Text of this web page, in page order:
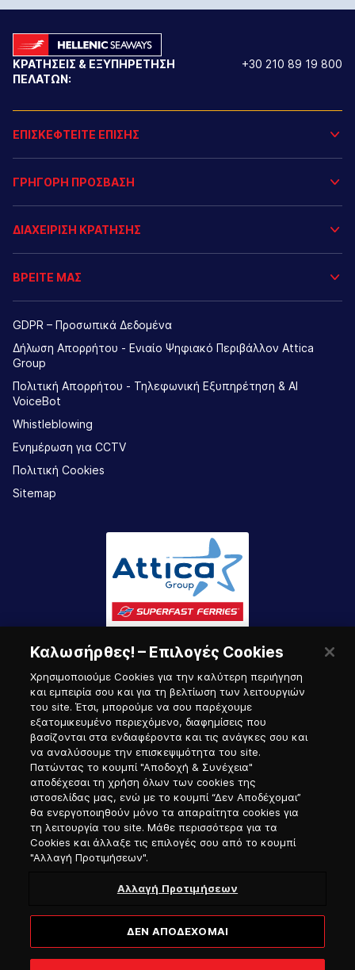
ΚΡΑΤΗΣΕΙΣ & ΕΞΥΠΗΡΕΤΗΣΗ
ΠΕΛΑΤΩΝ:
+30 210 89 19 800
ΕΠΙΣΚΕΦΤΕΙΤΕ ΕΠΙΣΗΣ
ΓΡΗΓΟΡΗ ΠΡΟΣΒΑΣΗ
ΔΙΑΧΕΙΡΙΣΗ ΚΡΑΤΗΣΗΣ
ΒΡΕΙΤΕ ΜΑΣ
GDPR – Προσωπικά Δεδομένα
Δήλωση Απορρήτου - Ενιαίο Ψηφιακό Περιβάλλον Attica
Group
Πολιτική Απορρήτου - Τηλεφωνική Εξυπηρέτηση & AI
VoiceBot
Whistleblowing
Ενημέρωση για CCTV
Πολιτική Cookies
Sitemap
Πύλη Ναυτικού
© 2026, Hellenic Seaways / Αριθμός Γ.Ε.ΜΗ. 12214740700
Καλωσήρθες! – Επιλογές Cookies
Χρησιμοποιούμε Cookies για την καλύτερη περιήγηση
και εμπειρία σου και για τη βελτίωση των λειτουργιών
του site. Έτσι, μπορούμε να σου παρέχουμε
εξατομικευμένο περιεχόμενο, διαφημίσεις που
βασίζονται στα ενδιαφέροντα και τις ανάγκες σου και
να αναλύσουμε την επισκεψιμότητα του site.
Πατώντας το κουμπί "Αποδοχή & Συνέχεια"
αποδέχεσαι τη χρήση όλων των cookies της
ιστοσελίδας μας, ενώ με το κουμπί “Δεν Αποδέχομαι”
θα ενεργοποιηθούν μόνο τα απαραίτητα cookies για
τη λειτουργία του site. Μάθε περισσότερα για τα
Cookies και άλλαξε τις επιλογές σου από το κουμπί
"Αλλαγή Προτιμήσεων".
Αλλαγή Προτιμήσεων
ΔΕΝ ΑΠΟΔΕΧΟΜΑΙ